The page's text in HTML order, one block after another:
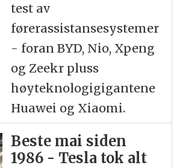
test av
førerassistansesystemer
- foran BYD, Nio, Xpeng
og Zeekr pluss
høyteknologigigantene
Huawei og Xiaomi.
Beste mai siden
1986 - Tesla tok alt